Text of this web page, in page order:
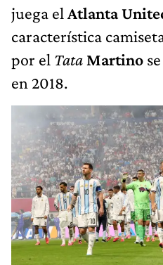
juega el Atlanta
característica
por el Tata Martino
en 2018.